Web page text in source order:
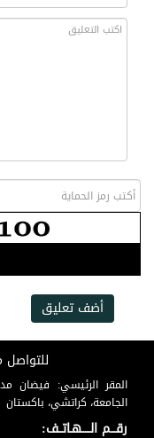
أضف تعليق
للتواصل
المقر الرئيسي: فيضان
الجامعة، كراتشي، باكستان
رقـــم الـــــهـاتــف: